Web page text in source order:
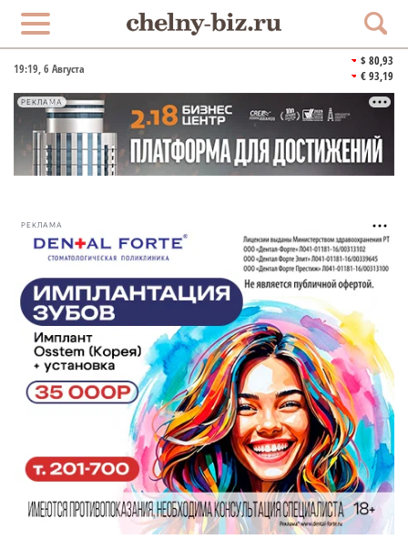
19:19, 6 Августа
$ 80,93
€ 93,19
РЕКЛАМА
РЕКЛАМА